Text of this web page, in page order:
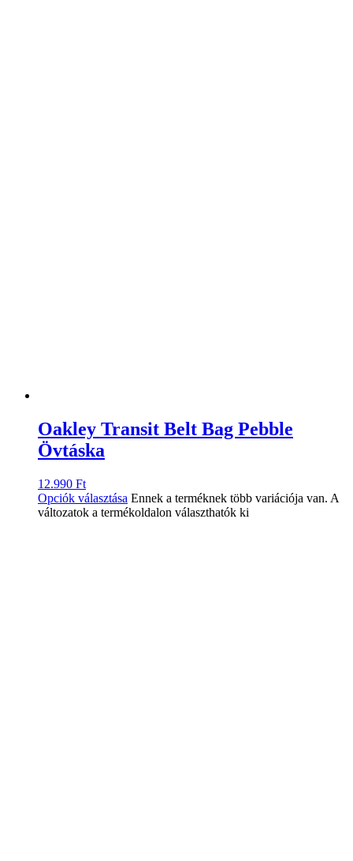
Oakley Transit Belt Bag Pebble
Övtáska
12.990 Ft
Opciók választása Ennek a terméknek több variációja van. A
változatok a termékoldalon választhatók ki